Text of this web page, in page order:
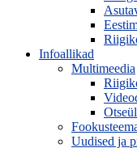
Infoallikad
Multimeedia
Uudised ja